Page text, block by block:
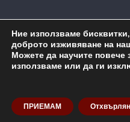
Карта на сайта
Copyright © 2026 ОУ "Любен
Ние използваме
доброто изживяване на
Можете да научите повече
използваме или да ги
ПРИЕМАМ